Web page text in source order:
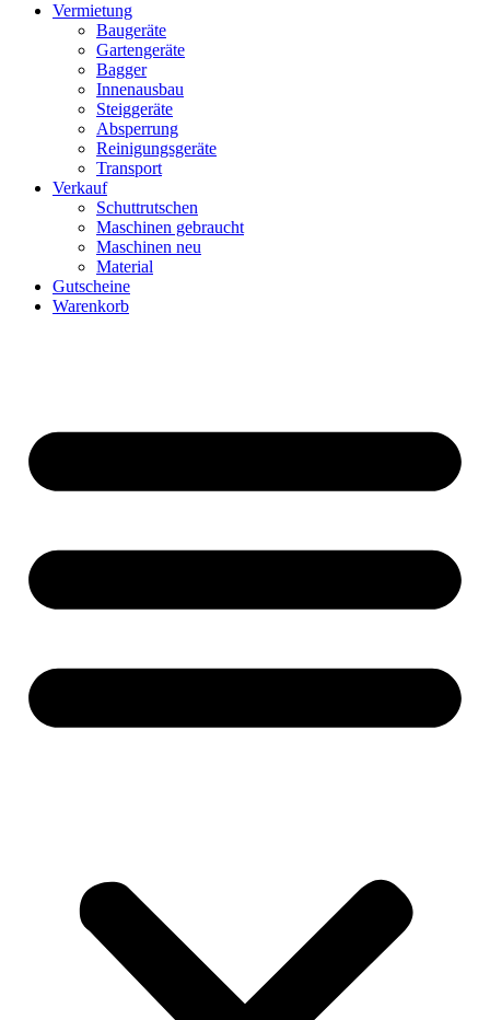
Vermietung
Baugeräte
Gartengeräte
Bagger
Innenausbau
Steiggeräte
Absperrung
Reinigungsgeräte
Transport
Verkauf
Schuttrutschen
Maschinen gebraucht
Maschinen neu
Material
Gutscheine
Warenkorb